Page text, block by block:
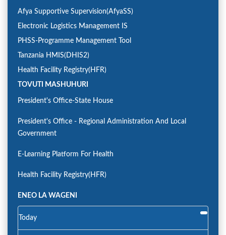
Afya Supportive Supervision(AfyaSS)
Electronic Logistics Management IS
PHSS-Programme Management Tool
Tanzania HMIS(DHIS2)
Health Facility Registry(HFR)
TOVUTI MASHUHURI
President's Office-State House
President's Office - Regional Administration And Local
Government
E-Learning Platform For Health
Health Facility Registry(HFR)
ENEO LA WAGENI
Today